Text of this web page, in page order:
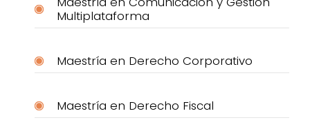
Multiplataforma
Maestría en Derecho Corporativo
Maestría en Derecho Fiscal